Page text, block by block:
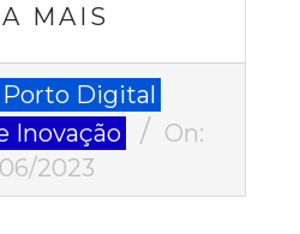
MAIS
Porto Digital
Inovação
On:
2023